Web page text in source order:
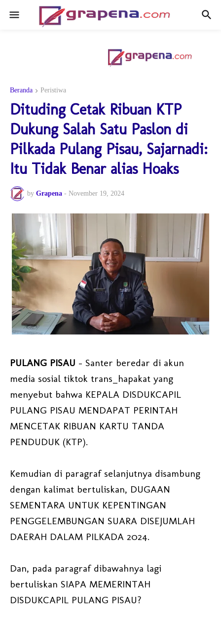
Beranda Peristiwa
Dituding Cetak Ribuan KTP
Dukung Salah Satu Paslon di
Pilkada Pulang Pisau, Sajarnadi:
Itu Tidak Benar alias Hoaks
by Grapena - November 19, 2024
PULANG PISAU - Santer beredar di akun
media sosial tiktok trans_hapakat yang
menyebut bahwa KEPALA DISDUKCAPIL
PULANG PISAU MENDAPAT PERINTAH
MENCETAK RIBUAN KARTU TANDA
PENDUDUK (KTP).
Kemudian di paragraf selanjutnya disambung
dengan kalimat bertuliskan, DUGAAN
SEMENTARA UNTUK KEPENTINGAN
PENGGELEMBUNGAN SUARA DISEJUMLAH
DAERAH DALAM PILKADA 2024.
Dan, pada paragraf dibawahnya lagi
bertuliskan SIAPA MEMERINTAH
DISDUKCAPIL PULANG PISAU?